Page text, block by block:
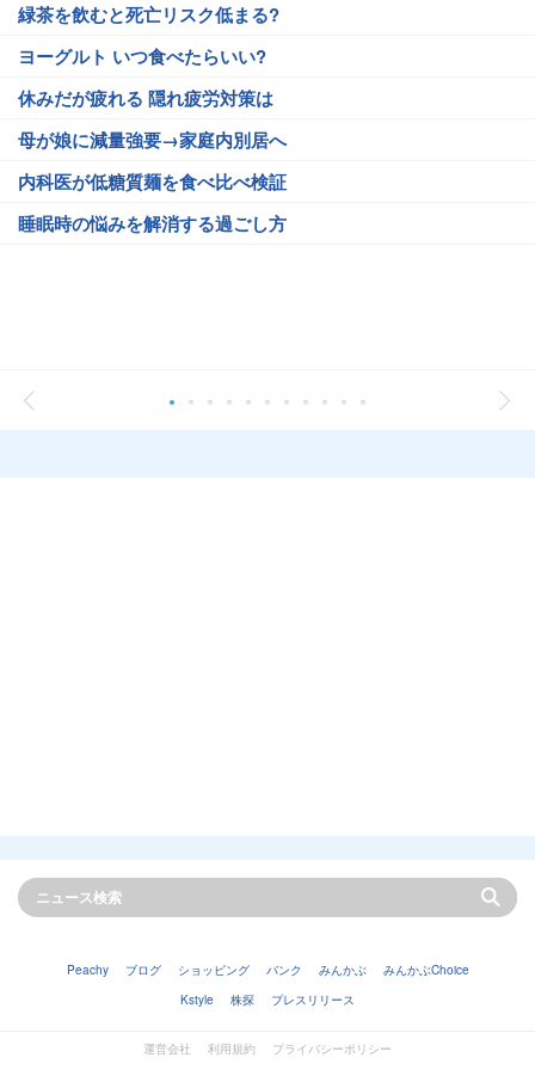
緑茶を飲むと死亡リスク低まる?
ヨーグルト いつ食べたらいい?
休みだが疲れる 隠れ疲労対策は
母が娘に減量強要→家庭内別居へ
内科医が低糖質麺を食べ比べ検証
睡眠時の悩みを解消する過ごし方
Peachy ブログ ショッピング バンク みんかぶ
みんかぶChoice
Kstyle
株探 プレスリリース
運営会社 利用規約 プライバシーポリシー